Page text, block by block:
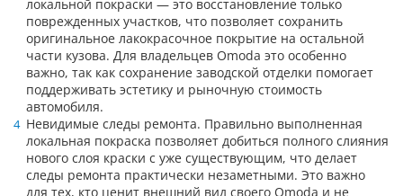
локальной покраски — это восстановление только
поврежденных участков, что позволяет сохранить
оригинальное лакокрасочное покрытие на остальной
части кузова. Для владельцев Omoda это особенно
важно, так как сохранение заводской отделки помогает
поддерживать эстетику и рыночную стоимость
автомобиля.
Невидимые следы ремонта. Правильно выполненная
локальная покраска позволяет добиться полного слияния
нового слоя краски с уже существующим, что делает
следы ремонта практически незаметными. Это важно
для тех, кто ценит внешний вид своего Omoda и не